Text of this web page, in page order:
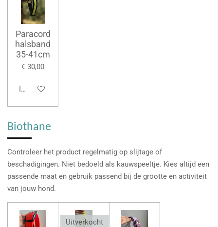
Paracord
halsband
35-41cm
€ 30,00
In winkelwagen
Biothane
Controleer het product regelmatig op slijtage of
beschadigingen. Niet bedoeld als kauwspeeltje. Kies altijd een
passende maat en gebruik passend bij de grootte en activiteit
van jouw hond.
Uitverkocht